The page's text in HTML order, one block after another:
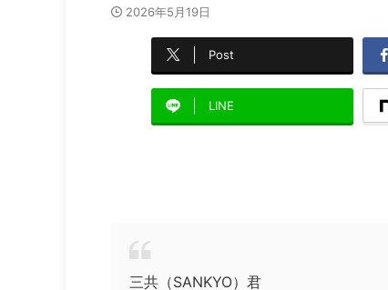
2026年5月19日
Post
LINE
三共（SANKYO）君